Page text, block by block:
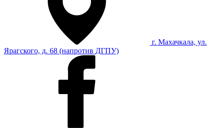
г. Махачкала, ул.
Ярагского, д. 68 (напротив ДГПУ)